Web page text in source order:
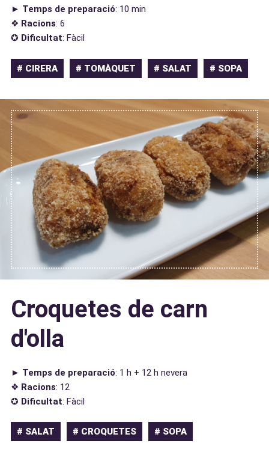
► Temps de preparació: 10 min
❖ Racions: 6
✪ Dificultat: Fàcil
# CIRERA # TOMÀQUET # SALAT # SOPA
Croquetes de carn
d'olla
► Temps de preparació: 1 h + 12 h nevera
❖ Racions: 12
✪ Dificultat: Fàcil
# SALAT # CROQUETES # SOPA